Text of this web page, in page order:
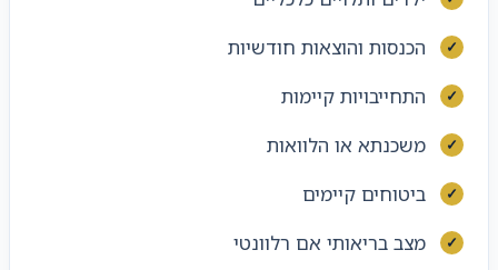
הכנסות והוצאות חודשיות
התחייבויות קיימות
משכנתא או הלוואות
ביטוחים קיימים
מצב בריאותי אם רלוונטי